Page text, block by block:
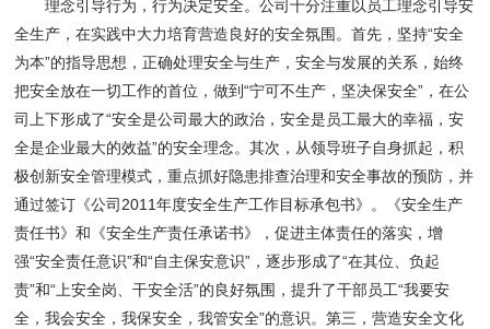
理念引导行为，行为决定安全。公司十分注重以员工理念引导安
全生产，在实践中大力培育营造良好的安全氛围。首先，坚持“安全
为本”的指导思想，正确处理安全与生产，安全与发展的关系，始终
把安全放在一切工作的首位，做到“宁可不生产，坚决保安全”，在公
司上下形成了“安全是公司最大的政治，安全是员工最大的幸福，安
全是企业最大的效益”的安全理念。其次，从领导班子自身抓起，积
极创新安全管理模式，重点抓好隐患排查治理和安全事故的预防，并
通过签订《公司2011年度安全生产工作目标承包书》。《安全生产
责任书》和《安全生产责任承诺书》，促进主体责任的落实，增
强“安全责任意识”和“自主保安意识”，逐步形成了“在其位、负起
责”和“上安全岗、干安全活”的良好氛围，提升了干部员工“我要安
全，我会安全，我保安全，我管安全”的意识。第三，营造安全文化